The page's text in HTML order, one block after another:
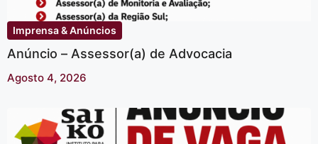
Imprensa & Anúncios
Anúncio – Assessor(a) de Advocacia
Agosto 4, 2026